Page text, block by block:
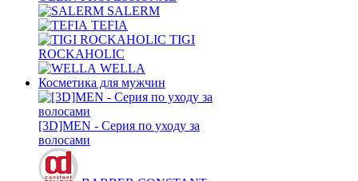
SALERM
TEFIA
TIGI
ROCKAHOLIC
WELLA
Косметика для мужчин
[3D]MEN - Серия по уходу за
волосами